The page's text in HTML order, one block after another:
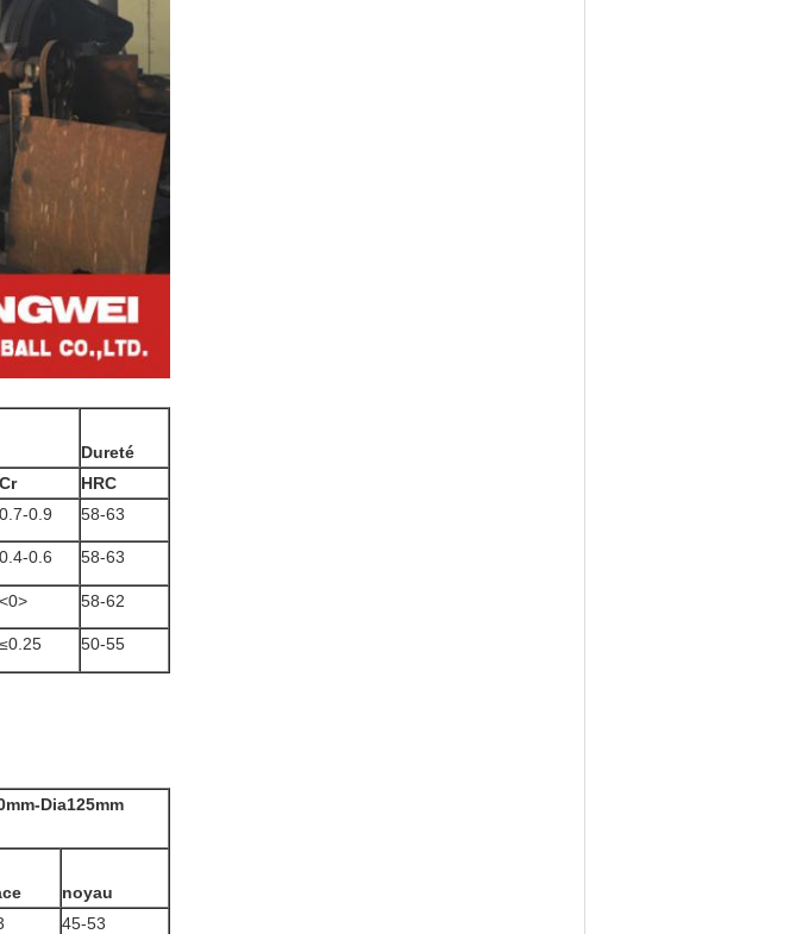
Dureté
Cr HRC
0.7-0.9 58-63
0.4-0.6 58-63
<0> 58-62
≤0.25 50-55
Dia125mm
noyau
45-53